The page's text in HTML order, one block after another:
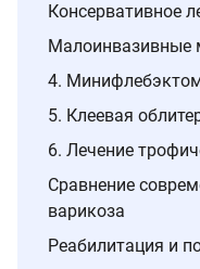
Консервативное
Малоинвазивные
4.
5. Клеевая
6. Лечение
Сравнение
варикоза
Реабилитация и